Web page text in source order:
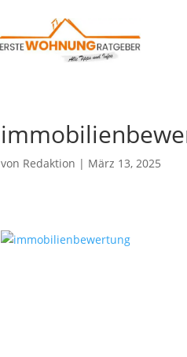
von Redaktion | März 13, 2025